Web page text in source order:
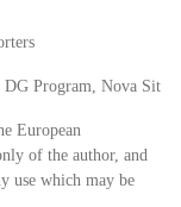
Program, Nova Sit
European
of the author, and
use which may be